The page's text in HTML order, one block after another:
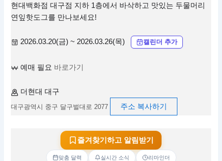
현대백화점 대구점 지하 1층에서 바삭하고 맛있는 두물머리
연잎핫도그를 만나보세요!
2026.03.20(금) ~ 2026.03.26(목) 캘린더 추가
예매 필요 바로가기
더현대 대구
대구광역시 중구 달구벌대로 2077 주소 복사하기
즐겨찾기하고 알림받기
맞춤 달력 실시간 소식 리마인더